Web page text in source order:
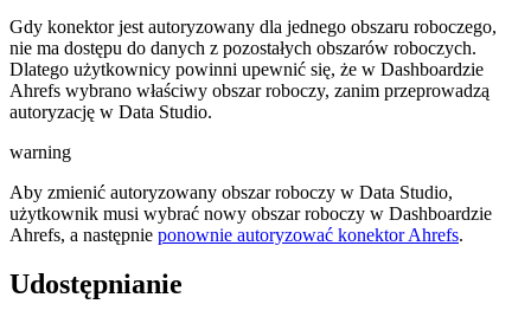
Gdy konektor jest autoryzowany dla jednego obszaru roboczego,
nie ma dostępu do danych z pozostałych obszarów roboczych.
Dlatego użytkownicy powinni upewnić się, że w Dashboardzie
Ahrefs wybrano właściwy obszar roboczy, zanim przeprowadzą
autoryzację w Data Studio.
warning
Aby zmienić autoryzowany obszar roboczy w Data Studio,
użytkownik musi wybrać nowy obszar roboczy w Dashboardzie
Ahrefs, a następnie ponownie autoryzować konektor Ahrefs.
Udostępnianie